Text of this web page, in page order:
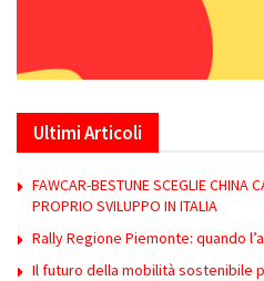
Ultimi Articoli
FAWCAR-BESTUNE SCEGLIE CHINA
PROPRIO SVILUPPO IN ITALIA
Rally Regione Piemonte: quando
Il futuro della mobilità sostenibile